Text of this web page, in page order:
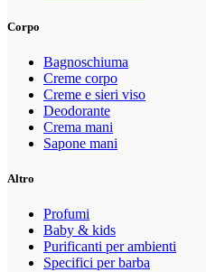
Corpo
Bagnoschiuma
Creme corpo
Creme e sieri viso
Deodorante
Crema mani
Sapone mani
Altro
Profumi
Baby & kids
Purificanti per ambienti
Specifici per barba